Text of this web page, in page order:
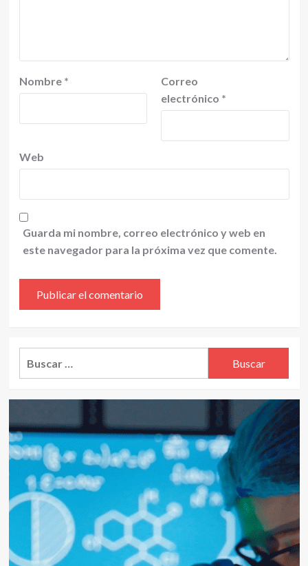
Nombre *
Correo
electrónico *
Web
Guarda mi nombre, correo electrónico y web en
este navegador para la próxima vez que comente.